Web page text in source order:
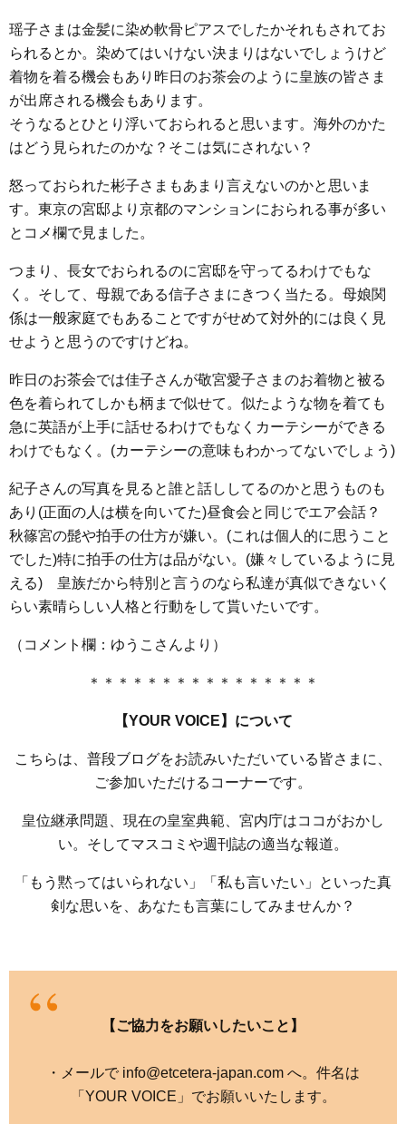
瑶子さまは金髪に染め軟骨ピアスでしたかそれもされてお
られるとか。染めてはいけない決まりはないでしょうけど
着物を着る機会もあり昨日のお茶会のように皇族の皆さま
が出席される機会もあります。
そうなるとひとり浮いておられると思います。海外のかた
はどう見られたのかな？そこは気にされない？
怒っておられた彬子さまもあまり言えないのかと思いま
す。東京の宮邸より京都のマンションにおられる事が多い
とコメ欄で見ました。
つまり、長女でおられるのに宮邸を守ってるわけでもな
く。そして、母親である信子さまにきつく当たる。母娘関
係は一般家庭でもあることですがせめて対外的には良く見
せようと思うのですけどね。
昨日のお茶会では佳子さんが敬宮愛子さまのお着物と被る
色を着られてしかも柄まで似せて。似たような物を着ても
急に英語が上手に話せるわけでもなくカーテシーができる
わけでもなく。(カーテシーの意味もわかってないでしょう)
紀子さんの写真を見ると誰と話ししてるのかと思うものも
あり(正面の人は横を向いてた)昼食会と同じでエア会話？
秋篠宮の髭や拍手の仕方が嫌い。(これは個人的に思うこと
でした)特に拍手の仕方は品がない。(嫌々しているように見
える) 皇族だから特別と言うのなら私達が真似できないく
らい素晴らしい人格と行動をして貰いたいです。
（コメント欄：ゆうこさんより）
＊＊＊＊＊＊＊＊＊＊＊＊＊＊＊＊
【YOUR VOICE】について
こちらは、普段ブログをお読みいただいている皆さまに、
ご参加いただけるコーナーです。
皇位継承問題、現在の皇室典範、宮内庁はココがおかし
い。そしてマスコミや週刊誌の適当な報道。
「もう黙ってはいられない」「私も言いたい」といった真
剣な思いを、あなたも言葉にしてみませんか？
【ご協力をお願いしたいこと】
・メールで info@etcetera-japan.com へ。件名は
「YOUR VOICE」でお願いいたします。